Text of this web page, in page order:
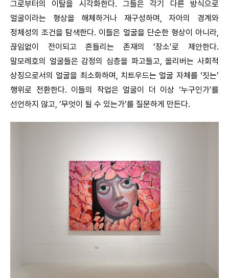
그로부터의 이탈을 시각화한다. 그들은 각기 다른 방식으로
얼굴이라는 형상을 해체하거나 재구성하며, 자아의 경계와
정체성의 조건을 탐색한다. 이들은 얼굴을 단순한 형상이 아니라,
끊임없이 전이되고 흔들리는 존재의 ‘장소’로 제안한다.
말모레호의 얼굴들은 감정의 심층을 파고들고, 올리버는 사회적
상징으로서의 얼굴을 최소화하며, 치트우드는 얼굴 자체를 ‘짓는’
행위로 전환한다. 이들의 작업은 얼굴이 더 이상 ‘누구인가’를
선언하지 않고, ‘무엇이 될 수 있는가’를 질문하게 만든다.